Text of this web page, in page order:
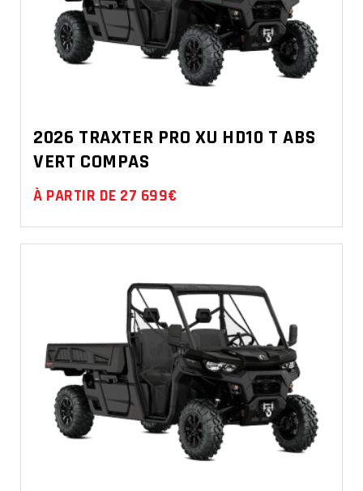
2026 TRAXTER PRO XU HD10 T ABS
VERT COMPAS
À PARTIR DE 27 699€